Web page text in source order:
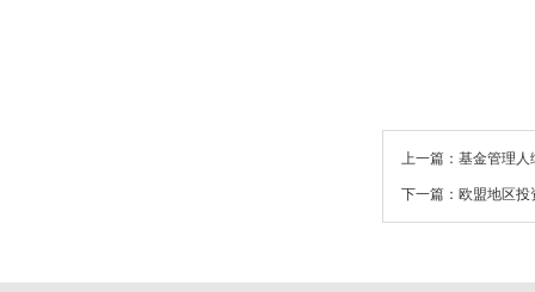
上一篇：基金管理
下一篇：欧盟地区